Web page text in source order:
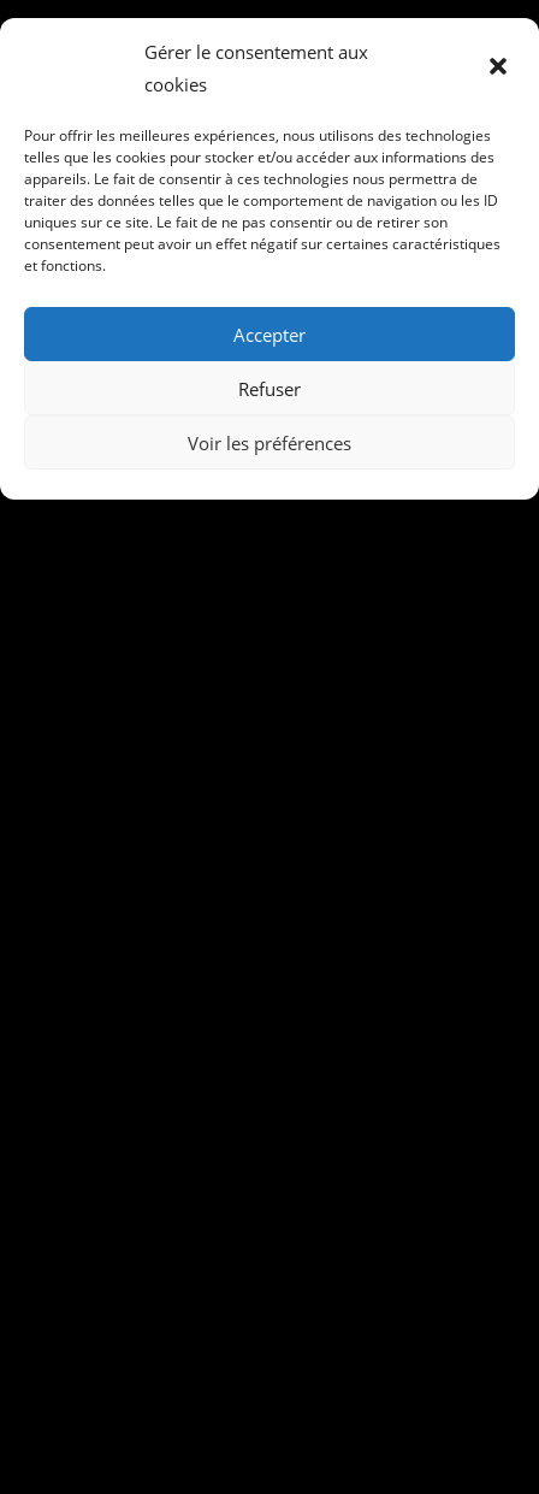
Gérer le consentement aux
cookies
Pour offrir les meilleures expériences, nous utilisons des technologies
telles que les cookies pour stocker et/ou accéder aux informations des
appareils. Le fait de consentir à ces technologies nous permettra de
traiter des données telles que le comportement de navigation ou les ID
uniques sur ce site. Le fait de ne pas consentir ou de retirer son
consentement peut avoir un effet négatif sur certaines caractéristiques
et fonctions.
Accepter
Refuser
Voir les préférences